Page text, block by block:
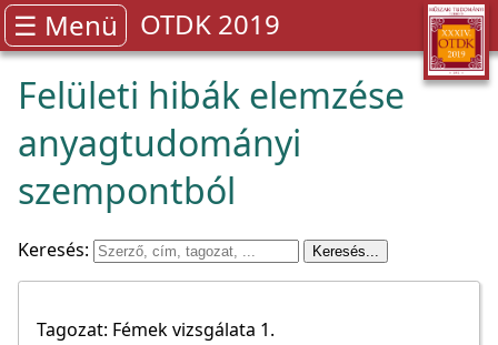
☰ Menü OTDK 2019
Felületi hibák elemzése
anyagtudományi
szempontból
Keresés:
Tagozat: Fémek vizsgálata 1.